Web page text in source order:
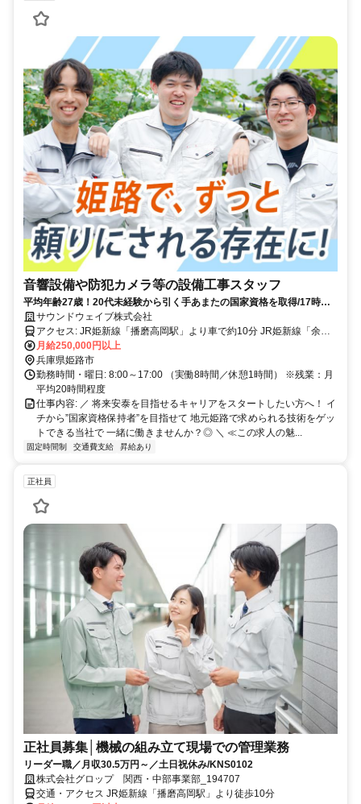
音響設備や防犯カメラ等の設備工事スタッフ
平均年齢27歳！20代未経験から引く手あまたの国家資格を取得/17時定
時＆残業少なめ/専門技術で選ばれる会社
サウンドウェイブ株式会社
アクセス: JR姫新線「播磨高岡駅」より車で約10分 JR姫新線「余部
月給250,000円以上
兵庫県姫路市
勤務時間・曜日: 8:00～17:00 （実働8時間／休憩1時間） ※残業：月
平均20時間程度
仕事内容: ／ 将来安泰を目指せるキャリアをスタートしたい方へ！ イ
チから”国家資格保持者”を目指せて 地元姫路で求められる技術をゲッ
トできる当社で 一緒に働きませんか？◎ ＼ ≪この求人の魅...
固定時間制 交通費支給 昇給あり
正社員
正社員募集│機械の組み立て現場での管理業務
リーダー職／月収30.5万円～／土日祝休み/KNS0102
株式会社グロップ 関西・中部事業部_194707
交通・アクセス JR姫新線「播磨高岡駅」より徒歩10分